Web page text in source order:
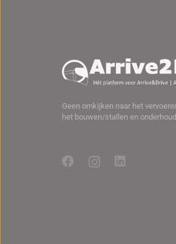
Geen omkijken naar het
het bouwen/stallen en